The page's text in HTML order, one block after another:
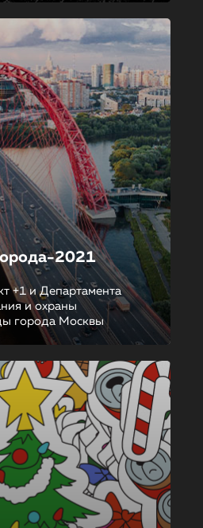
2021
+1 и Департамента
и охраны
города Москвы